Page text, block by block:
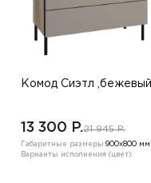
Комод Сиэтл ,бежевый
13 300 P.21 945 P.
Габаритные размеры:900х800 мм
Варианты исполнения (цвет):